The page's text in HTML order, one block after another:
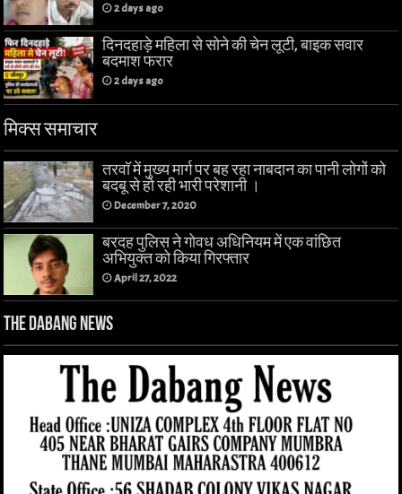
2 days ago
दिनदहाड़े महिला से सोने की चेन लूटी, बाइक सवार
बदमाश फरार
2 days ago
मिक्स समाचार
तरवॉ में मुख्य मार्ग पर बह रहा नाबदान का पानी लोगों को
बदबू से हो रही भारी परेशानी ।
December 7, 2020
बरदह पुलिस ने गोवध अधिनियम में एक वांछित
अभियुक्त को किया गिरफ्तार
April 27, 2022
The Dabang News